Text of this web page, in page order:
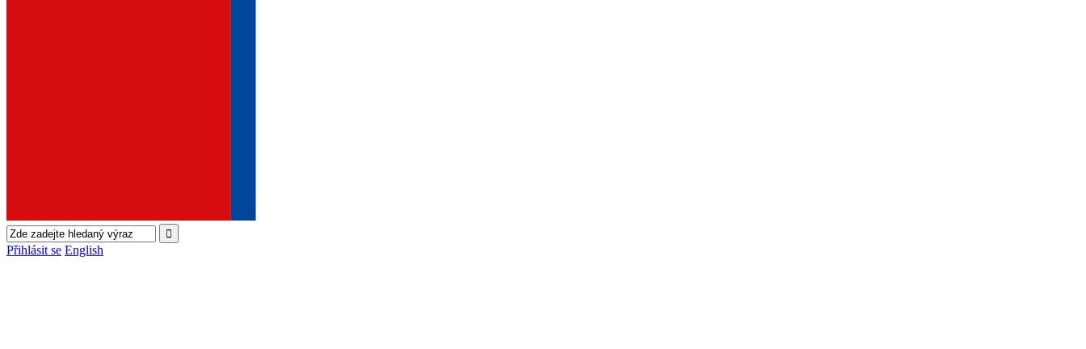
Přihlásit se English